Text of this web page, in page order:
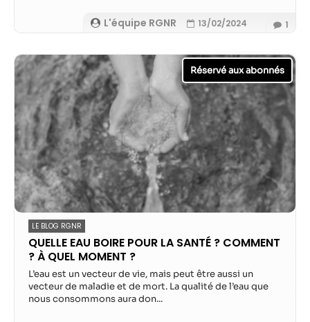
L'équipe RGNR 13/02/2024 1
LE BLOG RGNR
QUELLE EAU BOIRE POUR LA SANTÉ ? COMMENT
? À QUEL MOMENT ?
L’eau est un vecteur de vie, mais peut être aussi un
vecteur de maladie et de mort. La qualité de l’eau que
nous consommons aura don...